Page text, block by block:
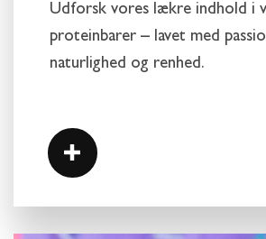
Udforsk vores lækre indhold i
proteinbarer – lavet med
naturlighed og renhed.